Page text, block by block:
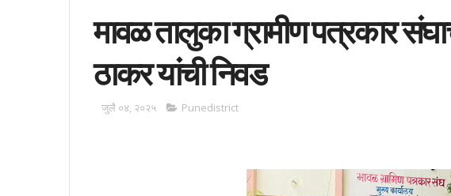
मावळ तालुका ग्रामीण पत्रकार
ठाकर यांची निवड
जुलै ०४, २०२५ Punedistrict